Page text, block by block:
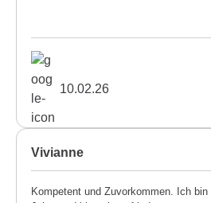
10.02.26
Vivianne
Kompetent und Zuvorkommen. Ich